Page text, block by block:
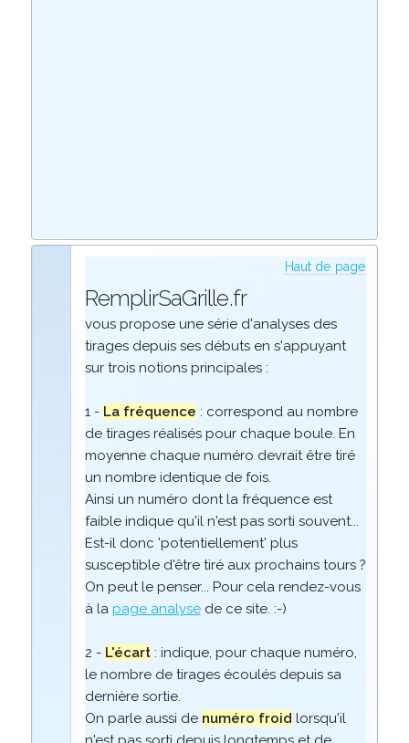
Haut de page
RemplirSaGrille.fr
vous propose une série d'analyses des
tirages depuis ses débuts en s'appuyant
sur trois notions principales :
1 - La fréquence : correspond au nombre
de tirages réalisés pour chaque boule. En
moyenne chaque numéro devrait être tiré
un nombre identique de fois.
Ainsi un numéro dont la fréquence est
faible indique qu'il n'est pas sorti souvent...
Est-il donc 'potentiellement' plus
susceptible d'être tiré aux prochains tours ?
On peut le penser... Pour cela rendez-vous
à la page analysede ce site. :-)
2 - L'écart: indique, pour chaque numéro,
le nombre de tirages écoulés depuis sa
dernière sortie.
On parle aussi de numéro froid lorsqu'il